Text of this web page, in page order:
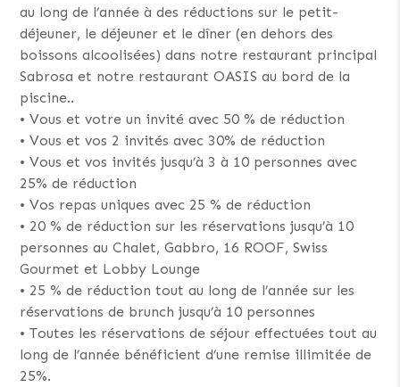
au long de l’année à des réductions sur le petit-
déjeuner, le déjeuner et le dîner (en dehors des
boissons alcoolisées) dans notre restaurant principal
Sabrosa et notre restaurant OASIS au bord de la
piscine..
• Vous et votre un invité avec 50 % de réduction
• Vous et vos 2 invités avec 30% de réduction
• Vous et vos invités jusqu’à 3 à 10 personnes avec
25% de réduction
• Vos repas uniques avec 25 % de réduction
• 20 % de réduction sur les réservations jusqu’à 10
personnes au Chalet, Gabbro, 16 ROOF, Swiss
Gourmet et Lobby Lounge
• 25 % de réduction tout au long de l’année sur les
réservations de brunch jusqu’à 10 personnes
• Toutes les réservations de séjour effectuées tout au
long de l’année bénéficient d’une remise illimitée de
25%.